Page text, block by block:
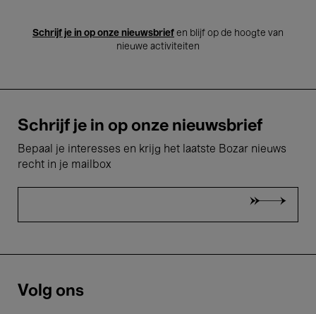
Schrijf je in op onze nieuwsbrief en blijf op de hoogte van
nieuwe activiteiten
Schrijf je in op onze nieuwsbrief
Bepaal je interesses en krijg het laatste Bozar nieuws
recht in je mailbox
Volg ons